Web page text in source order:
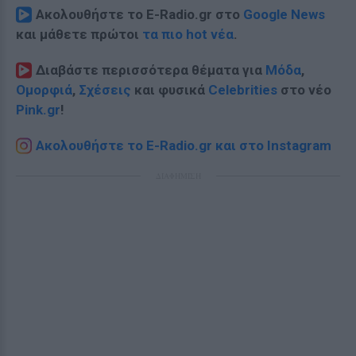
Ακολουθήστε το E-Radio.gr στο Google News
και μάθετε πρώτοι τα πιο hot νέα.
Διαβάστε περισσότερα θέματα για Μόδα,
Ομορφιά, Σχέσεις και φυσικά Celebrities στο νέο
Pink.gr!
Ακολουθήστε το E-Radio.gr και στο Instagram